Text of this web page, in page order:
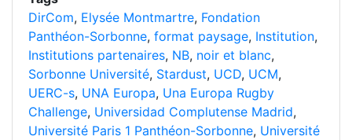
DirCom, Elysée Montmartre, Fondation
Panthéon-Sorbonne, format paysage, Institution,
Institutions partenaires, NB, noir et blanc,
Sorbonne Université, Stardust, UCD, UCM,
UERC-s, UNA Europa, Una Europa Rugby
Challenge, Universidad Complutense Madrid,
Université Paris 1 Panthéon-Sorbonne, Université